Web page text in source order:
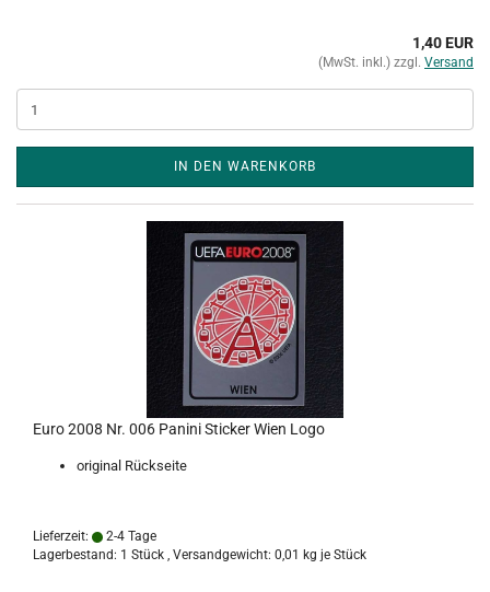
1,40 EUR
(MwSt. inkl.) zzgl. Versand
IN DEN WARENKORB
Euro 2008 Nr. 006 Panini Sticker Wien Logo
original Rückseite
Lieferzeit:
2-4 Tage
Lagerbestand: 1 Stück , Versandgewicht: 0,01 kg je Stück